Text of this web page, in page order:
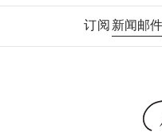
订阅 新闻邮件